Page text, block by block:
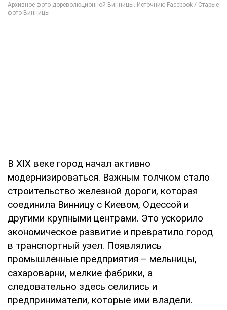
В ХІХ веке город начал активно
модернизироваться. Важным толчком стало
строительство железной дороги, которая
соединила Винницу с Киевом, Одессой и
другими крупными центрами. Это ускорило
экономическое развитие и превратило город
в транспортный узел. Появлялись
промышленные предприятия – мельницы,
сахароварни, мелкие фабрики, а
следовательно здесь селились и
предприниматели, которые ими владели.